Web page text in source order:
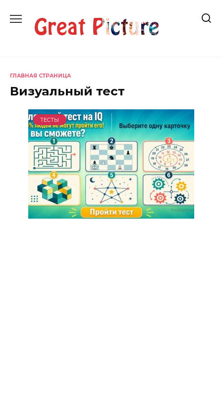
содержанию
ГЛАВНАЯ СТРАНИЦА
Визуальный тест
ТЕСТЫ